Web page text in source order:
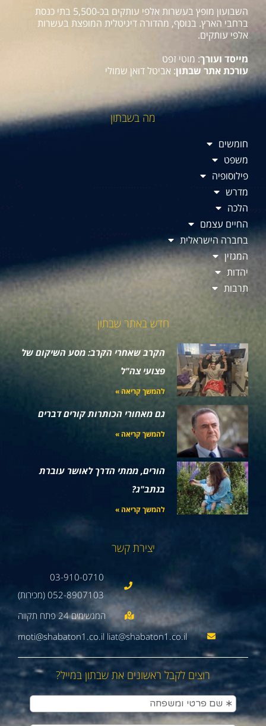
השבועון מופץ בעשרות אלפי עותקים בכ-5,500 בתי כנסת
ברחבי הארץ. בנוסף, מהדורה דיגיטלית המופצת בעשרות
אלפי עותקים.
מייסד ועורך: מוטי זפט
עורכת אתר שבתון: אביטל דואן שמולי
מה בשבתון
חומשים
משפט
פילוסופיה
מדרש
הלכה
החיים עצמם
בחברה הישראלית
המגזין
יהדות
תרבות
חדש באתר שבתון
הקרב שאחרי הקרב: מסע השיקום של
פצועי צה"ל
להמשך קריאה »
גם מאחורי הכותרות קורים דברים
להמשך קריאה »
הורים, ממתי הדרך לאושר עוברת
בנתב"ג?
להמשך קריאה »
יצירת קשר
03-910-0710
052-8907103 (מכירות)
moti@shabaton1.co.il liat@shabaton1.co.il
רוצים לקבל ראשונים את שבתון במייל?